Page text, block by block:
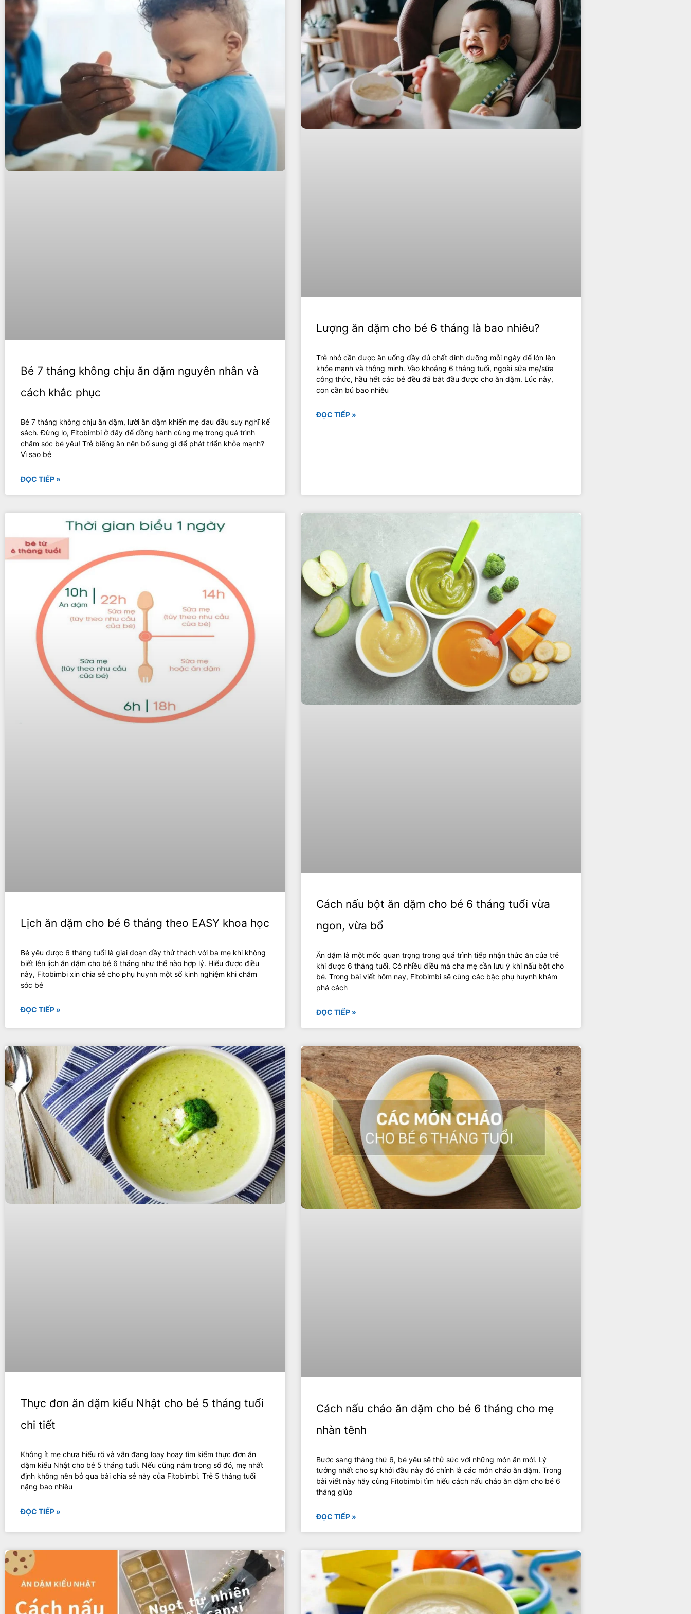
Bé 7 tháng không chịu ăn dặm nguyên nhân và
cách khắc phục
Bé 7 tháng không chịu ăn dặm, lười ăn dặm khiến mẹ đau đầu suy nghĩ kế
sách. Đừng lo, Fitobimbi ở đây để đồng hành cùng mẹ trong quá trình
chăm sóc bé yêu! Trẻ biếng ăn nên bổ sung gì để phát triển khỏe mạnh?
Vì sao bé
ĐỌC TIẾP »
Lượng ăn dặm cho bé 6 tháng là bao nhiêu?
Trẻ nhỏ cần được ăn uống đầy đủ chất dinh dưỡng mỗi ngày để lớn lên
khỏe mạnh và thông minh. Vào khoảng 6 tháng tuổi, ngoài sữa mẹ/sữa
công thức, hầu hết các bé đều đã bắt đầu được cho ăn dặm. Lúc này,
con cần bú bao nhiêu
ĐỌC TIẾP »
Lịch ăn dặm cho bé 6 tháng theo EASY khoa học
Bé yêu được 6 tháng tuổi là giai đoạn đầy thử thách với ba mẹ khi không
biết lên lịch ăn dặm cho bé 6 tháng như thế nào hợp lý. Hiểu được điều
này, Fitobimbi xin chia sẻ cho phụ huynh một số kinh nghiệm khi chăm
sóc bé
ĐỌC TIẾP »
Cách nấu bột ăn dặm cho bé 6 tháng tuổi vừa
ngon, vừa bổ
Ăn dặm là một mốc quan trọng trong quá trình tiếp nhận thức ăn của trẻ
khi được 6 tháng tuổi. Có nhiều điều mà cha mẹ cần lưu ý khi nấu bột cho
bé. Trong bài viết hôm nay, Fitobimbi sẽ cùng các bậc phụ huynh khám
phá cách
ĐỌC TIẾP »
Thực đơn ăn dặm kiểu Nhật cho bé 5 tháng tuổi
chi tiết
Không ít mẹ chưa hiểu rõ và vẫn đang loay hoay tìm kiếm thực đơn ăn
dặm kiểu Nhật cho bé 5 tháng tuổi. Nếu cũng nằm trong số đó, mẹ nhất
định không nên bỏ qua bài chia sẻ này của Fitobimbi. Trẻ 5 tháng tuổi
nặng bao nhiêu
ĐỌC TIẾP »
Cách nấu cháo ăn dặm cho bé 6 tháng cho mẹ
nhàn tênh
Bước sang tháng thứ 6, bé yêu sẽ thử sức với những món ăn mới. Lý
tưởng nhất cho sự khởi đầu này đó chính là các món cháo ăn dặm. Trong
bài viết này hãy cùng Fitobimbi tìm hiểu cách nấu cháo ăn dặm cho bé 6
tháng giúp
ĐỌC TIẾP »